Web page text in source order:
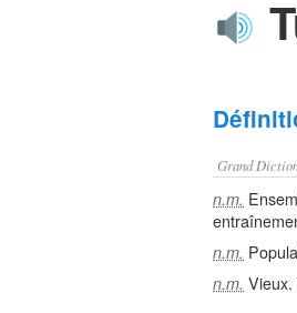
Grand
n.m.
n.m.
n.m. Vieux.